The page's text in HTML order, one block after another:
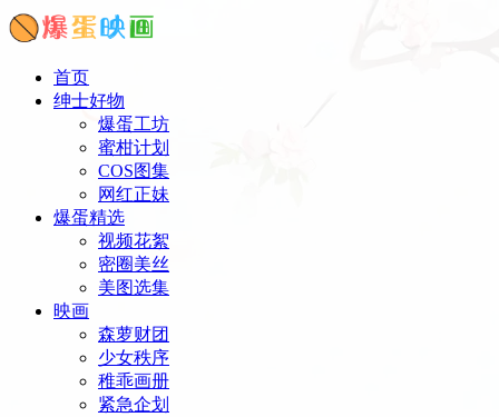
首页
绅士好物
爆蛋工坊
蜜柑计划
COS图集
网红正妹
爆蛋精选
视频花絮
密圈美丝
美图选集
映画
森萝财团
少女秩序
稚乖画册
紧急企划